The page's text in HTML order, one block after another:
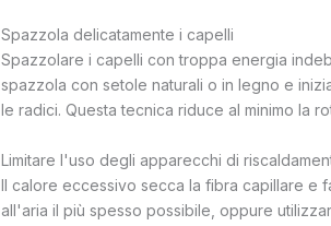
Spazzola delicatamente i capelli
Spazzolare i capelli con troppa energia
spazzola con setole naturali o in legno e
le radici. Questa tecnica riduce al minimo la
Limitare l'uso degli apparecchi di
Il calore eccessivo secca la fibra capillare e
all'aria il più spesso possibile, oppure